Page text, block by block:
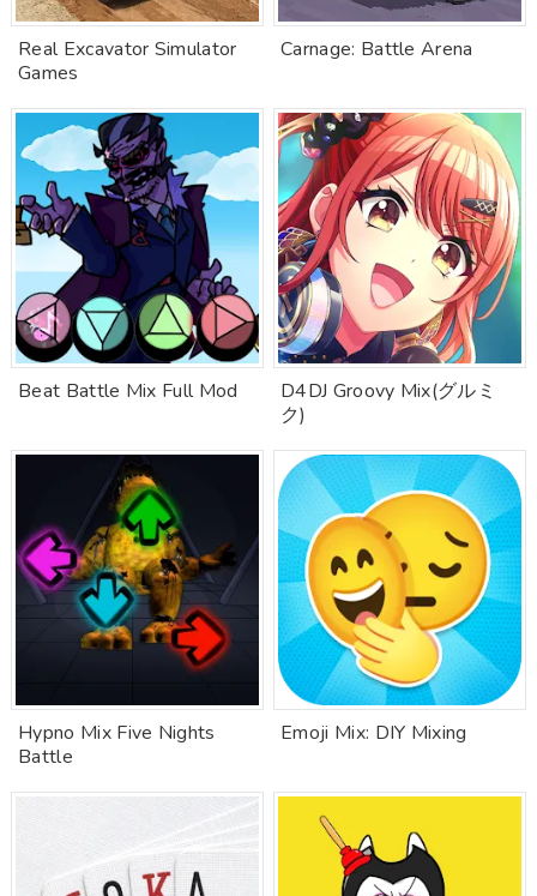
Real Excavator Simulator
Games
Carnage: Battle Arena
Beat Battle Mix Full Mod
D4DJ Groovy Mix(グルミ
ク)
Hypno Mix Five Nights
Battle
Emoji Mix: DIY Mixing